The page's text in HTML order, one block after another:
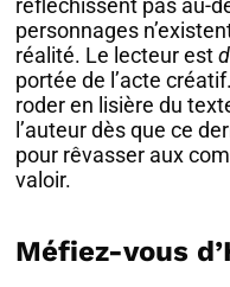
réfléchissent pas au-
personnages
réalité. Le lecteur est
portée de l’acte
roder en lisière du
l’auteur dès que ce
pour rêvasser aux
valoir.
Méfiez-vous